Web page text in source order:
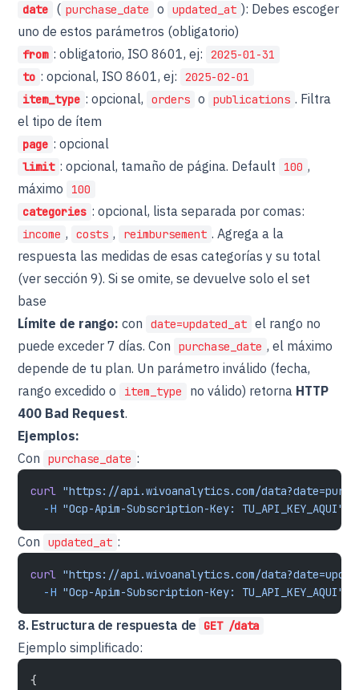
date
( purchase_date o updated_at ): Debes escoger
uno de estos parámetros (obligatorio)
from : obligatorio, ISO 8601, ej:
2025-01-31
to : opcional, ISO 8601, ej:
2025-02-01
item_type : opcional, orders o publications . Filtra
el tipo de ítem
page : opcional
limit : opcional, tamaño de página. Default 100 ,
máximo
100
categories : opcional, lista separada por comas:
income , costs , reimbursement . Agrega a la
respuesta las medidas de esas categorías y su total
(ver sección 9). Si se omite, se devuelve solo el set
base
Límite de rango: con date=updated_at el rango no
puede exceder 7 días. Con
purchase_date , el máximo
depende de tu plan. Un parámetro inválido (fecha,
rango excedido o
item_type no válido) retorna HTTP
400 Bad Request.
Ejemplos:
Con
purchase_date :
curl "https://api.wivoanalytics.com/
  -H
"Ocp-Apim-Subscription-Key: TU_API_KEY_AQUI"
Con updated_at :
curl "https://api.wivoanalytics.com/
  -H
"Ocp-Apim-Subscription-Key: TU_API_KEY_AQUI"
8. Estructura de respuesta de GET /data
Ejemplo simplificado:
{